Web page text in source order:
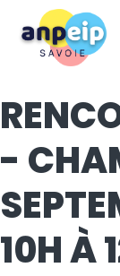
contenu
-
10H À